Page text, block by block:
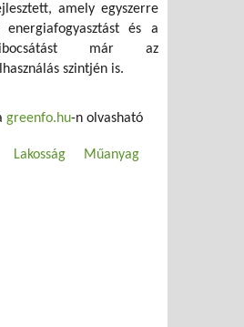
amely egyszerre
energiafogyasztást és a
kibocsátást már az
szintjén is.
greenfo.hu-n olvasható
Lakosság Műanyag